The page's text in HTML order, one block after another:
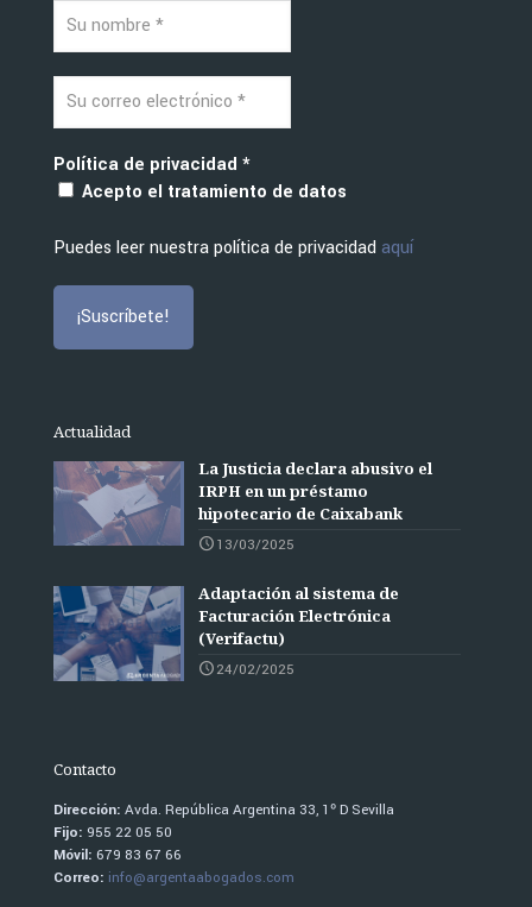
Política de privacidad *
Acepto el tratamiento de datos
Puedes leer nuestra política de privacidad aquí
Actualidad
La Justicia declara abusivo el
IRPH en un préstamo
hipotecario de Caixabank
13/03/2025
Adaptación al sistema de
Facturación Electrónica
(Verifactu)
24/02/2025
Contacto
Dirección: Avda. República Argentina 33, 1º D Sevilla
Fijo: 955 22 05 50
Móvil: 679 83 67 66
Correo: info@argentaabogados.com